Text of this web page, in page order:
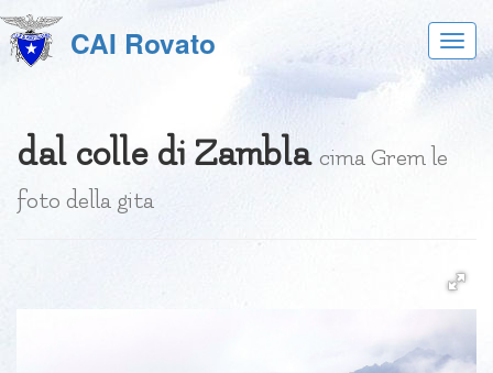
al
menu
CAI Rovato
dal colle di Zambla cima Grem le
foto della gita